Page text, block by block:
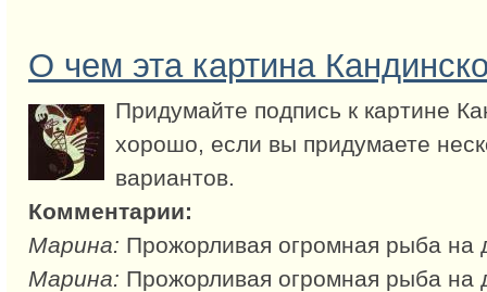
О чем эта картина
Придумайте подпись к картине
хорошо, если вы придумаете
вариантов.
Комментарии:
Марина: Прожорливая огромная рыба на
Марина: Прожорливая огромная рыба на